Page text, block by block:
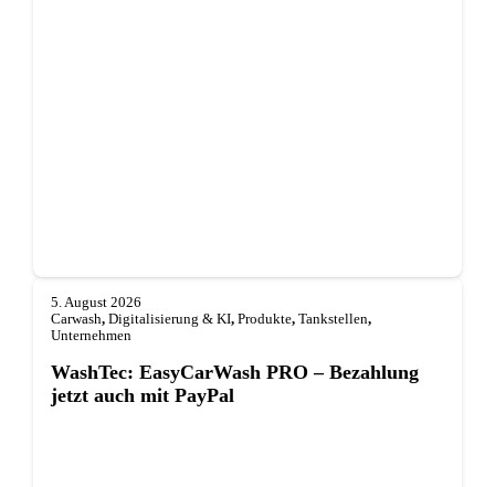
5. August 2026
Carwash, Digitalisierung & KI, Produkte, Tankstellen,
Unternehmen
WashTec: EasyCarWash PRO – Bezahlung
jetzt auch mit PayPal